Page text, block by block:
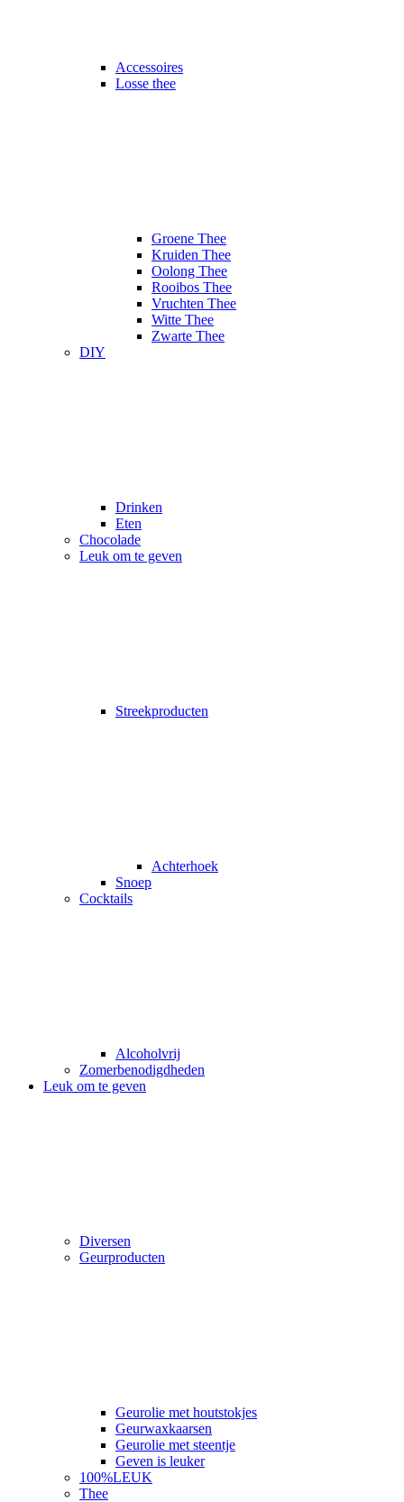
Accessoires
Losse thee
Groene Thee
Kruiden Thee
Oolong Thee
Rooibos Thee
Vruchten Thee
Witte Thee
Zwarte Thee
DIY
Drinken
Eten
Chocolade
Leuk om te geven
Streekproducten
Achterhoek
Snoep
Cocktails
Alcoholvrij
Zomerbenodigdheden
Leuk om te geven
Diversen
Geurproducten
Geurolie met houtstokjes
Geurwaxkaarsen
Geurolie met steentje
Geven is leuker
100%LEUK
Thee